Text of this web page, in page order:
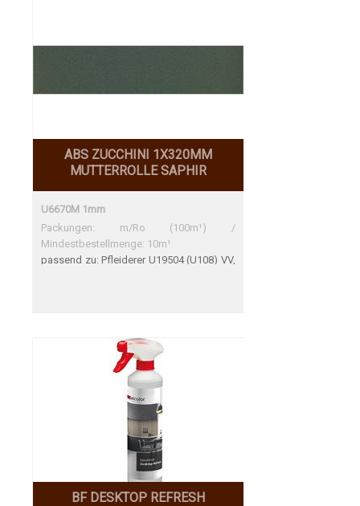
ABS ZUCCHINI 1X320MM
MUTTERROLLE SAPHIR
U6670M 1mm
Packungen: m/Ro (100m¹) /
Mindestbestellmenge: 10m¹
passend zu: Pfleiderer U19504 (U108) VV,
BF DESKTOP REFRESH